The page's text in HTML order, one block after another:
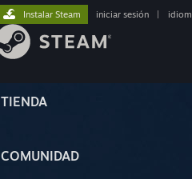
TIENDA
COMUNIDAD
Instalar Steam iniciar sesión